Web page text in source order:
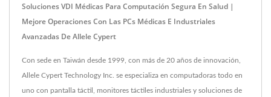
Soluciones VDI Médicas Para Computación Segura En Salud |
Mejore Operaciones Con Las PCs Médicas E Industriales
Avanzadas De Allele Cypert
Con sede en Taiwán desde 1999, con más de 20 años de innovación,
Allele Cypert Technology Inc. se especializa en computadoras todo en
uno con pantalla táctil, monitores táctiles industriales y soluciones de